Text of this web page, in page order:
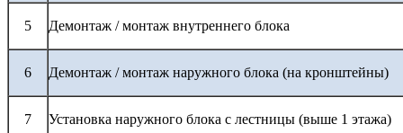
5 Демонтаж / монтаж внутреннего блока
6 Демонтаж / монтаж наружного блока (на кронштейны)
7 Установка наружного блока с лестницы (выше 1 этажа)